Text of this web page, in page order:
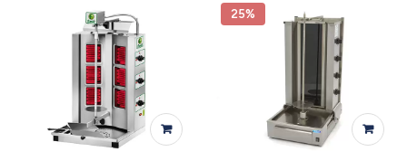
25%